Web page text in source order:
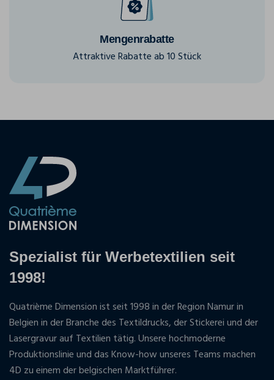
Mengenrabatte
Attraktive Rabatte ab 10 Stück
Spezialist für Werbetextilien seit
1998!
Quatrième Dimension ist seit 1998 in der Region Namur in
Belgien in der Branche des Textildrucks, der Stickerei und der
Lasergravur auf Textilien tätig. Unsere hochmoderne
Produktionslinie und das Know-how unseres Teams machen
4D zu einem der belgischen Marktführer.